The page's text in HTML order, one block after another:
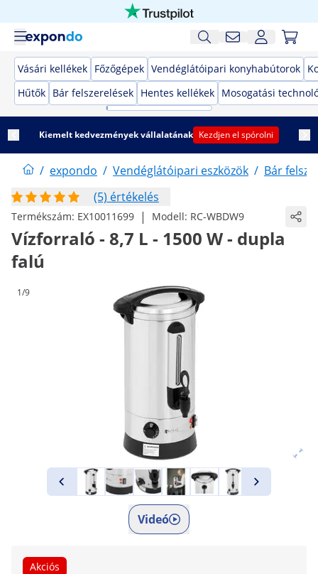
Vásári kellékek Főzőgépek Vendéglátóipari konyhabútorok
Hűtők Bár felszerelések Hentes kellékek Mosogatási
Kiemelt kedvezmények vállalatának Kezdjen el spórolni
/ expondo / Vendéglátóipari eszközök / Bár
(5) értékelés
Termékszám: EX10011699 | Modell: RC-WBDW9
Vízforraló - 8,7 L - 1500 W - dupla
falú
1/9
Videó
Akciós